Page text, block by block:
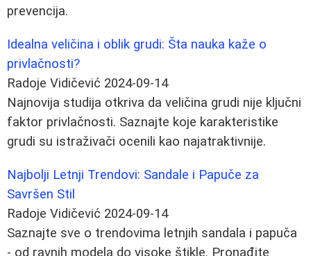
prevencija.
Idealna veličina i oblik grudi: Šta nauka kaže o
privlačnosti?
Radoje Vidičević 2024-09-14
Najnovija studija otkriva da veličina grudi nije ključni
faktor privlačnosti. Saznajte koje karakteristike
grudi su istraživači ocenili kao najatraktivnije.
Najbolji Letnji Trendovi: Sandale i Papuče za
Savršen Stil
Radoje Vidičević 2024-09-14
Saznajte sve o trendovima letnjih sandala i papuča
- od ravnih modela do visoke štikle. Pronađite